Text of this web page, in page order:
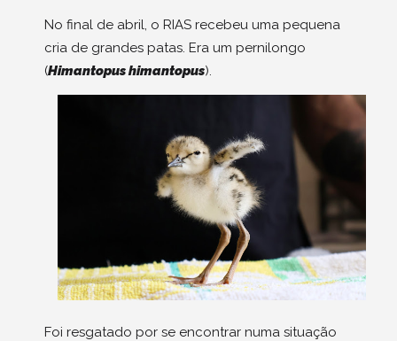
No final de abril, o RIAS recebeu uma pequena
cria de grandes patas. Era um pernilongo
(Himantopus himantopus).
Foi resgatado por se encontrar numa situação